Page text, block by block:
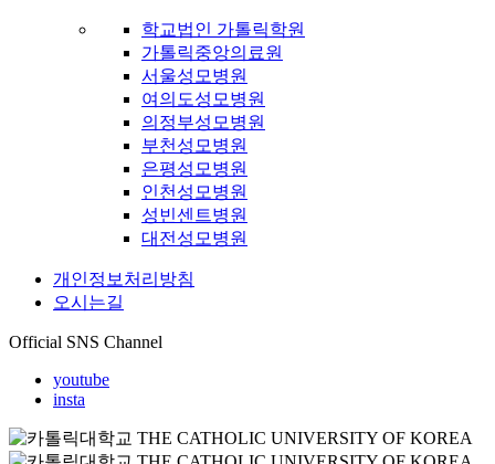
학교법인 가톨릭학원
가톨릭중앙의료원
서울성모병원
여의도성모병원
의정부성모병원
부천성모병원
은평성모병원
인천성모병원
성빈센트병원
대전성모병원
개인정보처리방침
오시는길
Official SNS Channel
youtube
insta